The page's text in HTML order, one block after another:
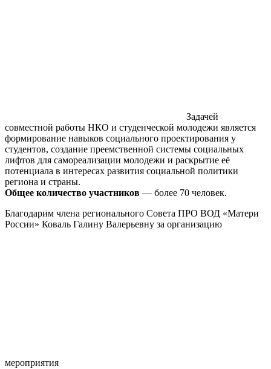
Задачей
совместной работы НКО и студенческой молодежи является
формирование навыков социального проектирования у
студентов, создание преемственной системы социальных
лифтов для самореализации молодежи и раскрытие её
потенциала в интересах развития социальной политики
региона и страны.
Общее количество участников — более 70 человек.
Благодарим члена регионального Совета ПРО ВОД «Матери
России» Коваль Галину Валерьевну за организацию
мероприятия